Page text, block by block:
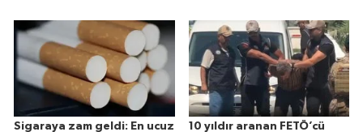
Sigaraya zam geldi: En ucuz 10 yıldır aranan FETÖ’cü